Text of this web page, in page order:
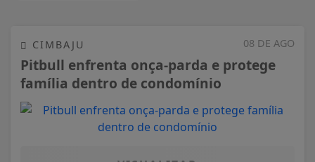
08 DE AGO
CIMBAJU
Pitbull enfrenta onça-parda e protege
família dentro de condomínio